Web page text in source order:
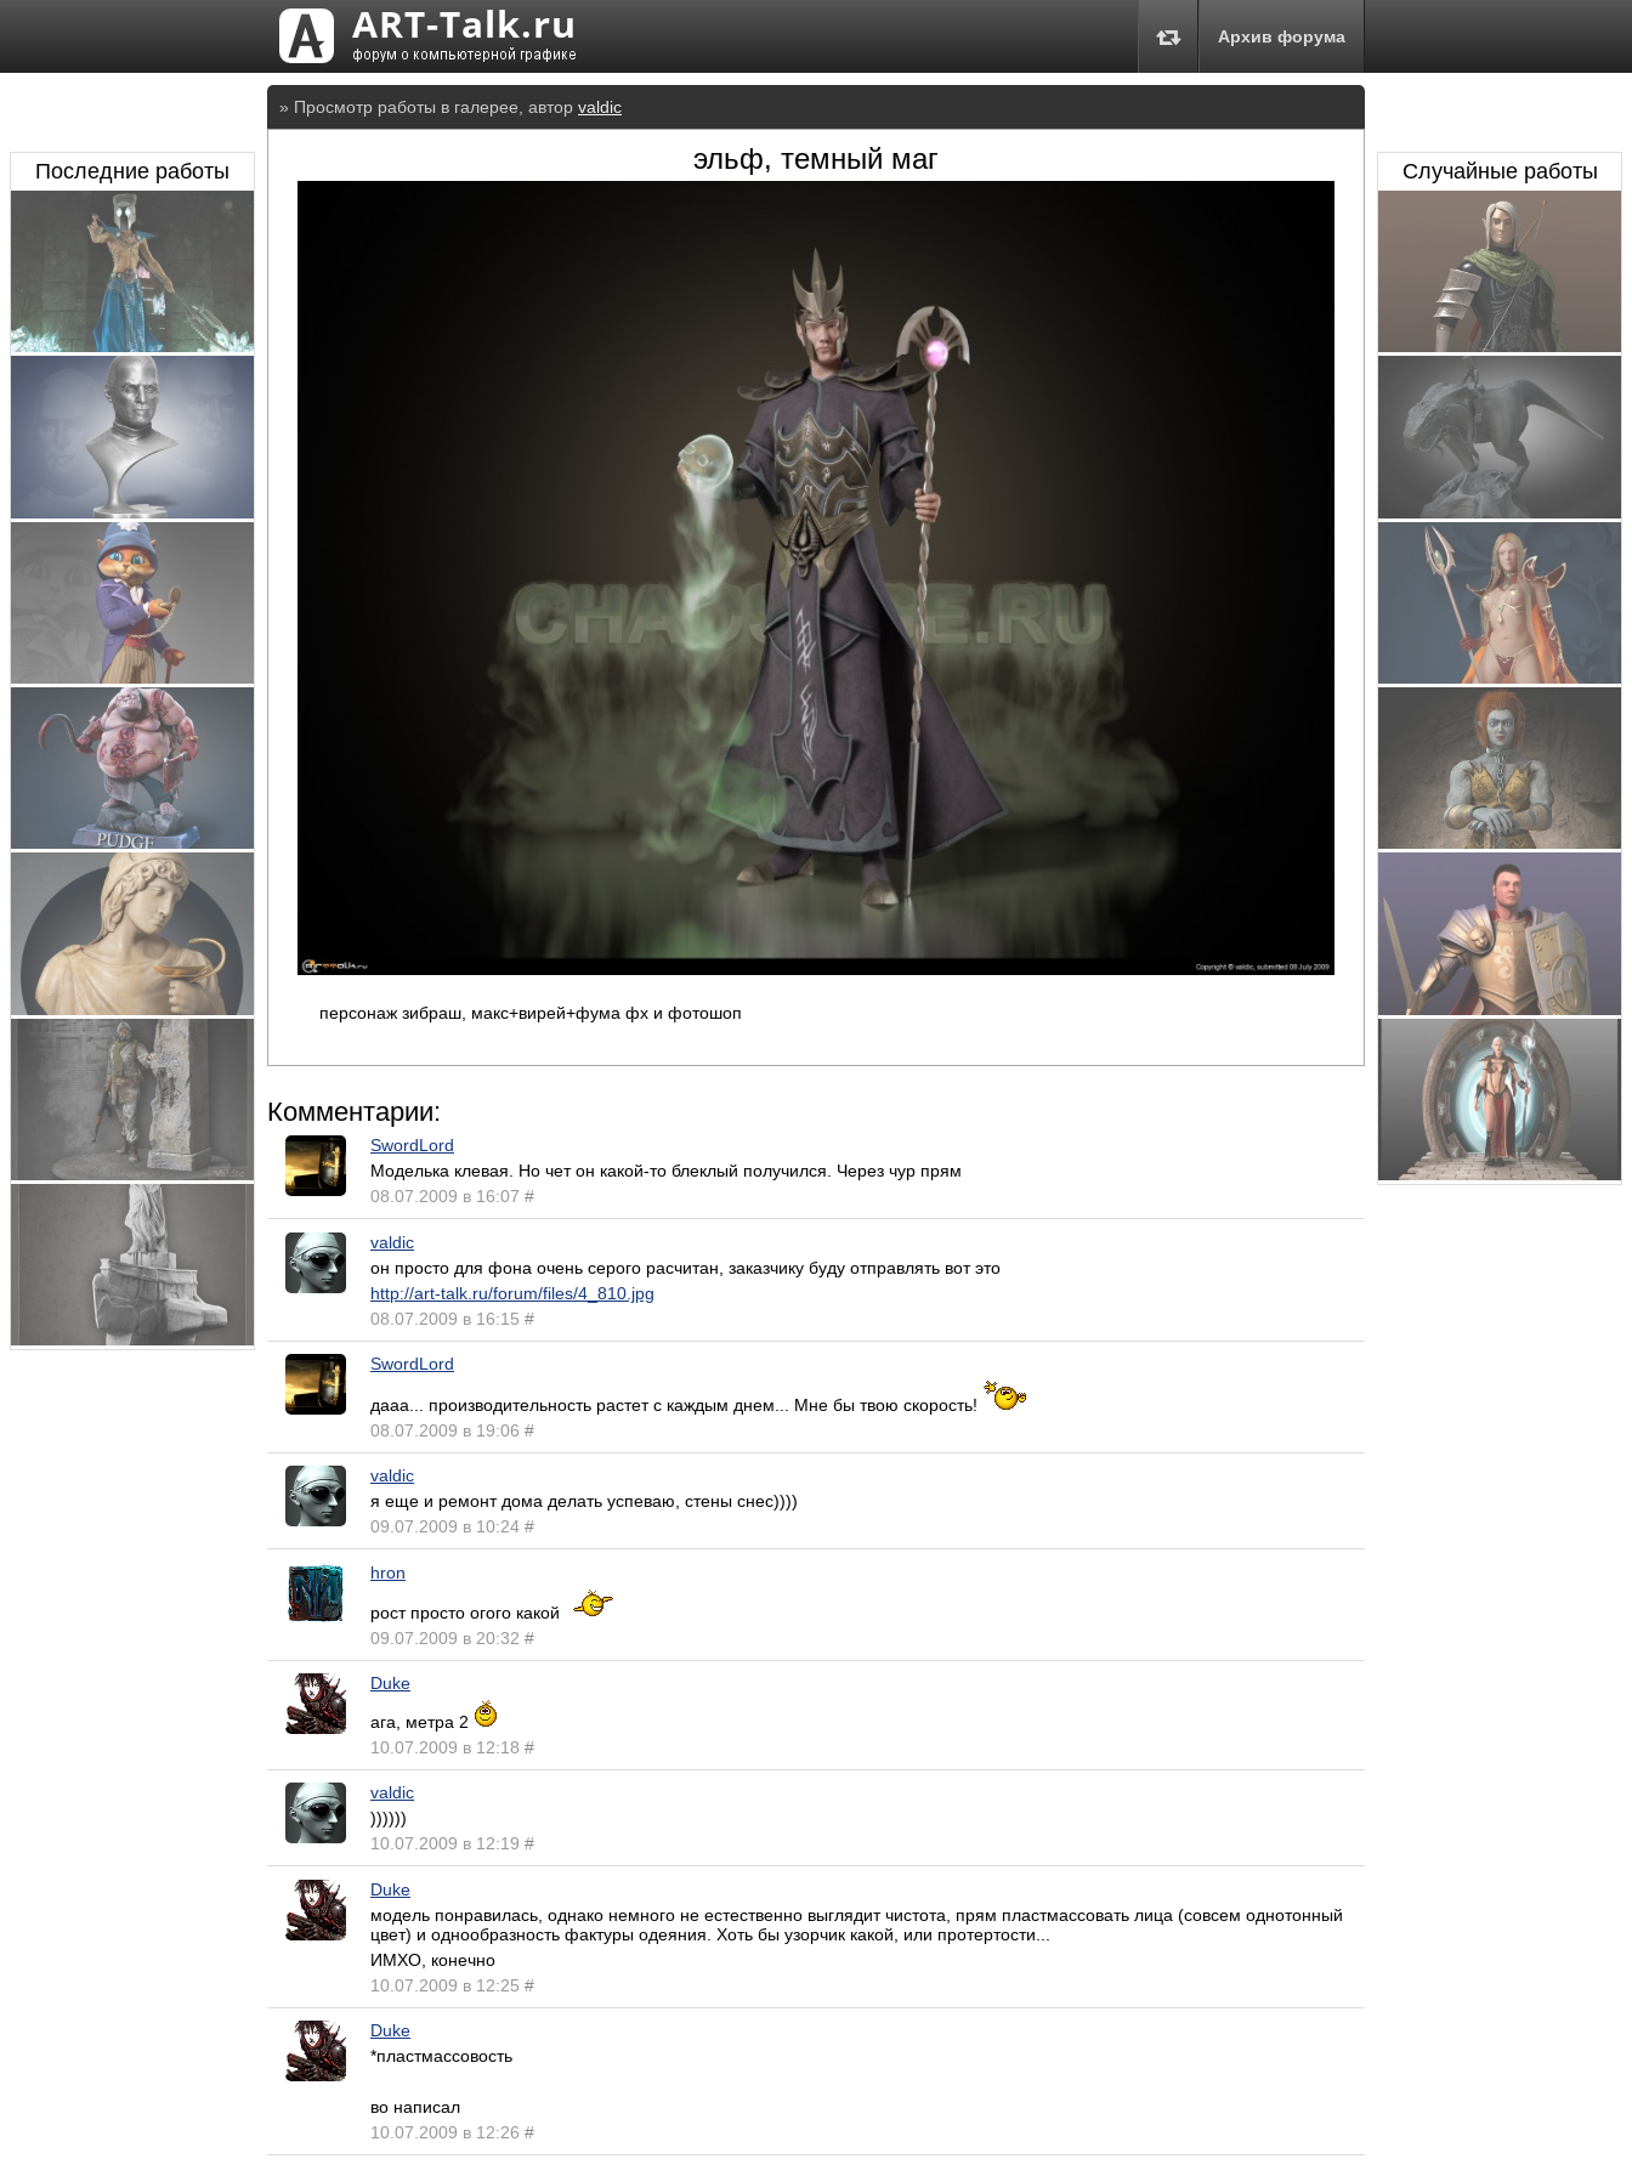
Архив форума
» Просмотр работы в галерее, автор valdic
эльф, темный маг
персонаж зибраш, макс+вирей+фума фх и фотошоп
Комментарии:
SwordLord
Моделька клевая. Но чет он какой-то блеклый получился. Через чур прям
08.07.2009 в 16:07 #
valdic
он просто для фона очень серого расчитан, заказчику буду отправлять вот это
http://art-talk.ru/forum/files/4_810.jpg
08.07.2009 в 16:15 #
SwordLord
дааа... производительность растет с каждым днем... Мне бы твою скорость!
08.07.2009 в 19:06 #
valdic
я еще и ремонт дома делать успеваю, стены снес))))
09.07.2009 в 10:24 #
hron
рост просто огого какой
09.07.2009 в 20:32 #
Duke
ага, метра 2
10.07.2009 в 12:18 #
valdic
))))))
10.07.2009 в 12:19 #
Duke
модель понравилась, однако немного не естественно выглядит чистота, прям пластмассовать лица (совсем однотонный
цвет) и однообразность фактуры одеяния. Хоть бы узорчик какой, или протертости...
ИМХО, конечно
10.07.2009 в 12:25 #
Duke
*пластмассовость
во написал
10.07.2009 в 12:26 #
Последние работы Случайные работы